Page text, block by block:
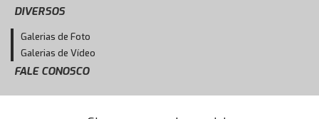
DIVERSOS
Galerias de Foto
Galerias de Vídeo
FALE CONOSCO